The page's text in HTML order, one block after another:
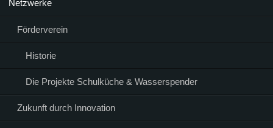
Netzwerke
Förderverein
Historie
Die Projekte Schulküche & Wasserspender
Zukunft durch Innovation